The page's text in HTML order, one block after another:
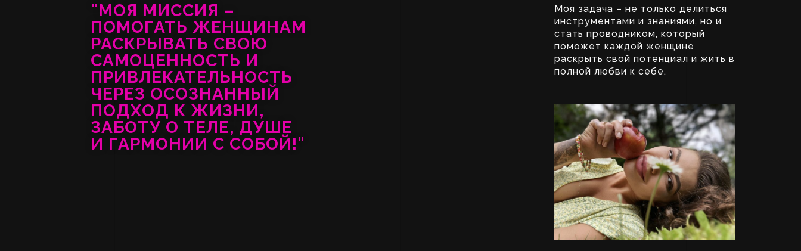
"МОЯ МИССИЯ –
ПОМОГАТЬ ЖЕНЩИНАМ
РАСКРЫВАТЬ СВОЮ
САМОЦЕННОСТЬ И
ПРИВЛЕКАТЕЛЬНОСТЬ
ЧЕРЕЗ ОСОЗНАННЫЙ
ПОДХОД К ЖИЗНИ,
ЗАБОТУ О ТЕЛЕ, ДУШЕ
И ГАРМОНИИ С СОБОЙ!"
Моя задача – не только делиться
инструментами и знаниями, но и
стать проводником, который
поможет каждой женщине
раскрыть свой потенциал и жить в
полной любви к себе.